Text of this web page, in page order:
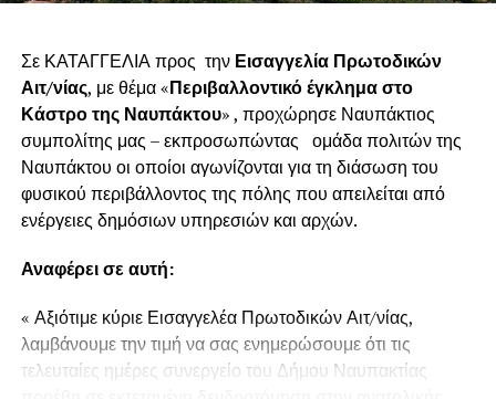
Σε ΚΑΤΑΓΓΕΛΙΑ προς την Εισαγγελία Πρωτοδικών
Αιτ/νίας, με θέμα «Περιβαλλοντικό έγκλημα στο
Κάστρο της Ναυπάκτου» , προχώρησε Ναυπάκτιος
συμπολίτης μας – εκπροσωπώντας ομάδα πολιτών της
Ναυπάκτου οι οποίοι αγωνίζονται για τη διάσωση του
φυσικού περιβάλλοντος της πόλης που απειλείται από
ενέργειες δημόσιων υπηρεσιών και αρχών.
Αναφέρει σε αυτή:
« Αξιότιμε κύριε Εισαγγελέα Πρωτοδικών Αιτ/νίας,
λαμβάνουμε την τιμή να σας ενημερώσουμε ότι τις
τελευταίες ημέρες συνεργείο του Δήμου Ναυπακτίας